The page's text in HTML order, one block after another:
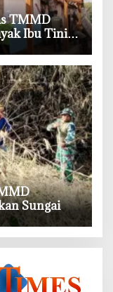
TMMD
Ibu Tini
Sungai